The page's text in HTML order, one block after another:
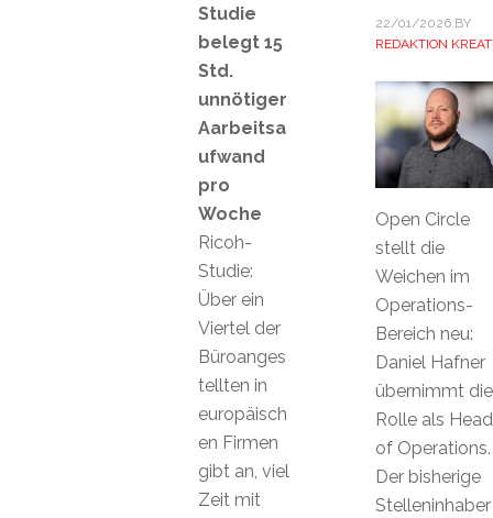
22/01/2026BY
REDAKTION
Open Circle
stellt die
Weichen im
Operations-
Bereich neu:
Daniel Hafner
übernimmt die
Rolle als Head
of Operations.
Der bisherige
Stelleninhaber
Studie
belegt 15
Std.
unnötiger
Aarbeitsa
ufwand
pro
Woche
Ricoh-
Studie:
Über ein
Viertel der
Büroanges
tellten in
europäisch
en Firmen
gibt an, viel
Zeit mit